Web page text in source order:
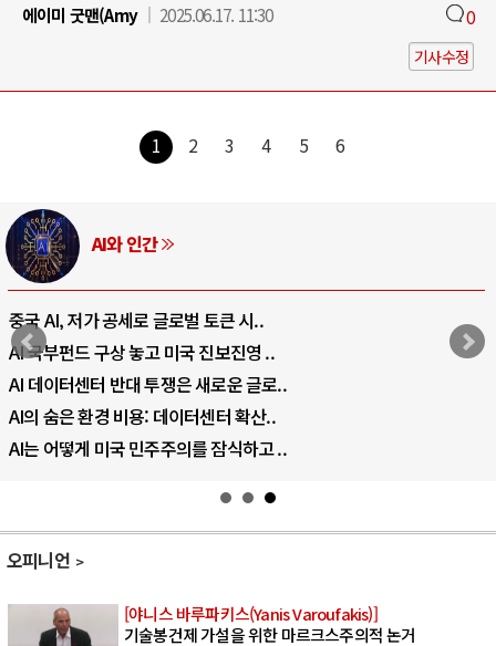
에이미 굿맨(Amy
2025.06.17. 11:30 0
기사수정
1 2 3 4 5 6
AI와 인간
중국 AI, 저가 공세로 글로벌 토큰 시..
AI 국부펀드 구상 놓고 미국 진보진영 ..
AI 데이터센터 반대 투쟁은 새로운 글로..
AI의 숨은 환경 비용: 데이터센터 확산..
AI는 어떻게 미국 민주주의를 잠식하고 ..
오피니언
[야니스 바루파키스(Yanis Varoufakis)]
기술봉건제 가설을 위한 마르크스주의적 논거